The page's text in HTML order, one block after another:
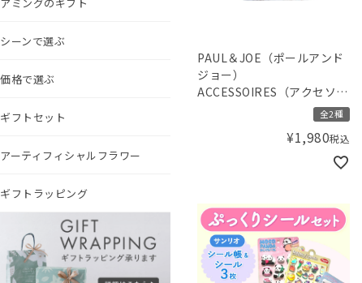
シーンで選ぶ
価格で選ぶ
ギフトセット
アーティフィシャルフラワー
ギフトラッピング
PAUL＆JOE（ポールアンド
ジョー）
ACCESSOIRES（アクセソ
ワ） ティッシュポーチ全2種
¥1,980税込